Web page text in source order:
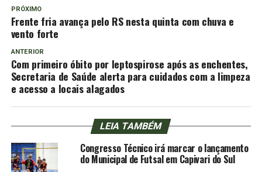
PRÓXIMO
Frente fria avança pelo RS nesta quinta com chuva e
vento forte
ANTERIOR
Com primeiro óbito por leptospirose após as enchentes,
Secretaria de Saúde alerta para cuidados com a limpeza
e acesso a locais alagados
LEIA TAMBÉM
Congresso Técnico irá marcar o lançamento
do Municipal de Futsal em Capivari do Sul